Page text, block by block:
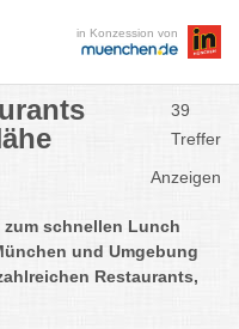
in Konzession von
39
Treffer
Anzeigen
schnellen Lunch
und Umgebung
Restaurants,